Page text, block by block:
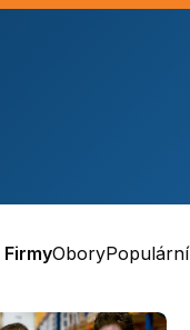
FirmyOboryPopulární